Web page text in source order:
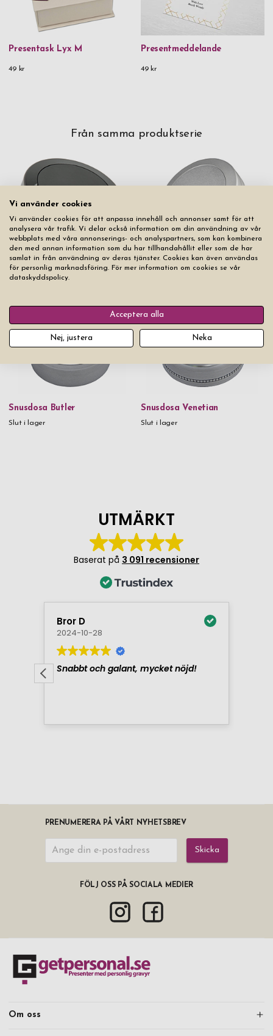
Presentask Lyx M
49 kr
Presentmeddelande
49 kr
Från samma produktserie
Snusdosa Dus Slim Vintage
Alu Black
Snusdosa Dus Slim Vintage
Alu Silver
Snusdosa Butler
Slut i lager
Snusdosa Venetian
Slut i lager
PRENUMERERA PÅ VÅRT NYHETSBREV
Skicka
FÖLJ OSS PÅ SOCIALA MEDIER
Om oss
Vi använder cookies
Vi använder cookies för att anpassa innehåll och annonser samt för att
analysera vår trafik. Vi delar också information om din användning av vår
webbplats med våra annonserings- och analyspartners, som kan kombinera
den med annan information som du har tillhandahållit eller som de har
samlat in från användning av deras tjänster. Cookies kan även användas
för personlig marknadsföring. För mer information om cookies se vår
dataskyddspolicy.
Acceptera alla
Nej, justera Neka